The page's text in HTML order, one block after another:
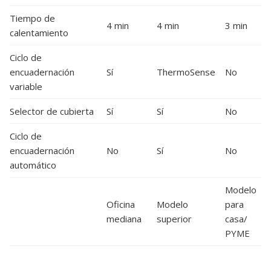
Tiempo de
calentamiento
4 min 4 min 3 min
Ciclo de
encuadernación
variable
Sí ThermoSense No
Selector de cubierta Sí Sí No
Ciclo de
encuadernación
automático
No Sí No
Oficina
mediana
Modelo
superior
Modelo
para
casa/
PYME